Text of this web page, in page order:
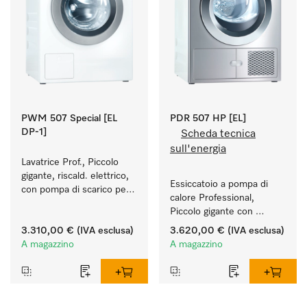
PWM 507 Special [EL
DP-1]
Lavatrice Prof., Piccolo
gigante, riscald. elettrico,
con pompa di scarico per
Capacità di carico 7 kg.
3.310,00 € (IVA esclusa)
A magazzino
PDR 507 HP [EL]
Scheda tecnica
sull'energia
Essiccatoio a pompa di
calore Professional,
Piccolo gigante con
consumi energetici ridotti
e durate brevi. Quantità di
3.620,00 € (IVA esclusa)
A magazzino